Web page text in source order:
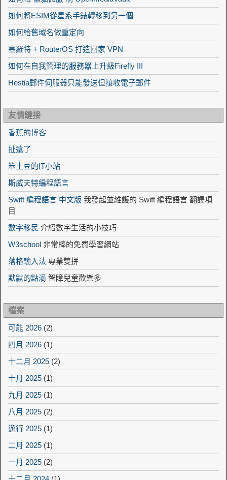
如何將ESIM從星系手錶轉移到另一個
如何給舊域名做重定向
塞羅特 + RouterOS 打造回家 VPN
如何在自我管理的服務器上升級Firefly III
Hestia郵件伺服器只能發送但接收電子郵件
友情鏈接
香蕉的博客
扯遠了
笨土豆的IT小站
斯威夫特編程語言
Swift 編程語言 中文版 我發起並維護的 Swift 編程語言 翻譯項
目
數字移民 介紹數字生活的小技巧
W3school 非常棒的免費學習網站
落格輸入法 專業雙拼
默默的點滴 智障兒童歡樂多
檔案
可能 2026 (2)
四月 2026 (1)
十二月 2025 (2)
十月 2025 (1)
九月 2025 (1)
八月 2025 (2)
遊行 2025 (1)
二月 2025 (1)
一月 2025 (2)